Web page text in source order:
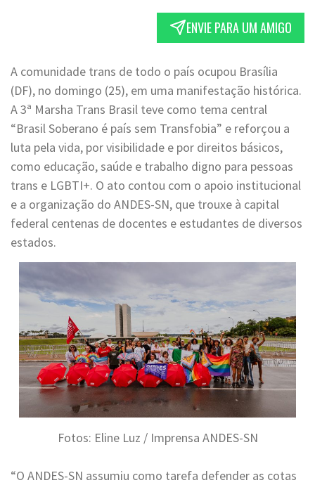
ENVIE PARA UM AMIGO
A comunidade trans de todo o país ocupou Brasília
(DF), no domingo (25), em uma manifestação histórica.
A 3ª Marsha Trans Brasil teve como tema central
“Brasil Soberano é país sem Transfobia” e reforçou a
luta pela vida, por visibilidade e por direitos básicos,
como educação, saúde e trabalho digno para pessoas
trans e LGBTI+. O ato contou com o apoio institucional
e a organização do ANDES-SN, que trouxe à capital
federal centenas de docentes e estudantes de diversos
estados.
Fotos: Eline Luz / Imprensa ANDES-SN
“O ANDES-SN assumiu como tarefa defender as cotas